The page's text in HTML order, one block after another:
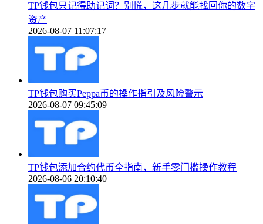
TP钱包只记得助记词？别慌，这几步就能找回你的数字
资产
2026-08-07 11:07:17
TP钱包购买Peppa币的操作指引及风险警示
2026-08-07 09:45:09
TP钱包添加合约代币全指南，新手零门槛操作教程
2026-08-06 20:10:40